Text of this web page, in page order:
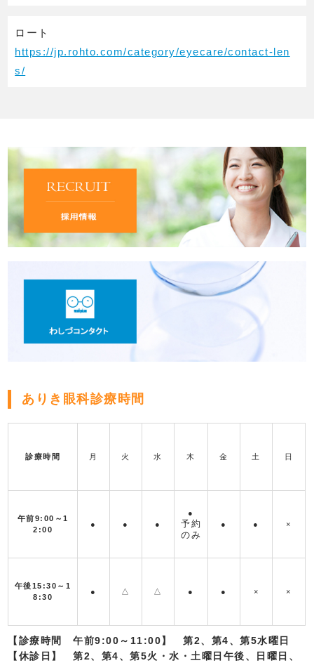
ロート
https://jp.rohto.com/category/eyecare/contact-len
s/
ありき眼科診療時間
診療時間 月 火 水 木 金 土 日
午前9:00～1
2:00
● ● ●
●
予約
のみ
● ● ×
午後15:30～1
8:30
● △ △ ● ● × ×
【診療時間 午前9:00～11:00】 第2、第4、第5水曜日
【休診日】 第2、第4、第5火・水・土曜日午後、日曜日、